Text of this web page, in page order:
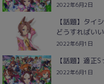
2022年6月2日
【話題】タイ
どうすればい
2022年6月1日
【話題】適
2022年6月1日